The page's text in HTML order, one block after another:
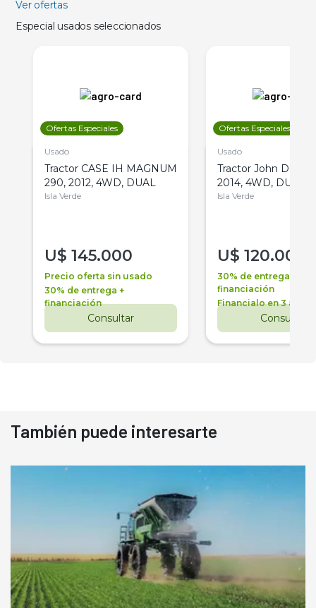
Ver ofertas
Especial usados seleccionados
Ofertas Especiales
Usado
Tractor CASE IH MAGNUM
290, 2012, 4WD, DUAL
Isla Verde
U$ 145.000
Precio oferta sin usado
30% de entrega +
financiación
Consultar
Ofertas Especiales
Usado
Tractor John Deere
2014, 4WD, DUAL
Isla Verde
U$ 120.000
30% de entrega +
financiación
Financialo en 3 años
Consultar
También puede interesarte